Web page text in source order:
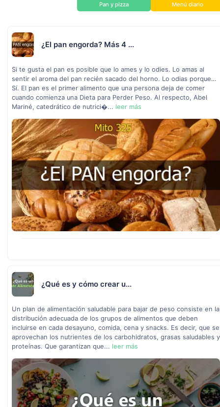
Pan y pizza Menú diario
¿El pan engorda? Más 4 ...
Si te gusta el pan es posible que lo ames y lo odies. Lo amas al
sentir el aroma del pan recién sacado del horno. Lo odias porque…
Sí. El pan es el primer alimento que una persona deja de comer
cuando comienza una Dieta para Perder Peso. Al respecto, Abel
Mariné, catedrático de nutrici�... leer más
¿Qué es y cómo crear u...
Un plan de alimentación saludable para bajar de peso consiste en la
distribución adecuada de los grupos de alimentos que deben
incluirse en cada desayuno, comida, cena y snacks. Es decir, que se
aprovechan los nutrientes de los carbohidratos, grasas saludables y
proteínas. Que garantizan que... leer más